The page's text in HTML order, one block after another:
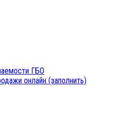
ГБО
онлайн (заполнить)